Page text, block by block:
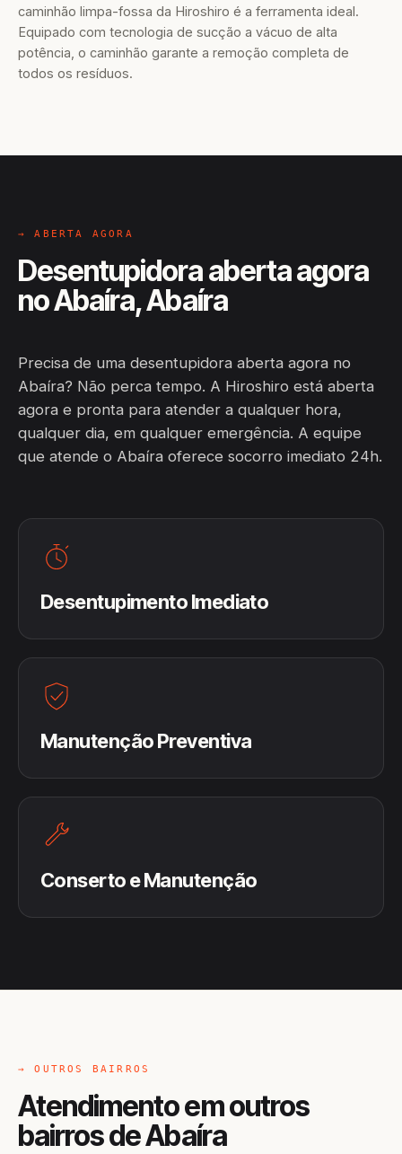
caminhão limpa-fossa da Hiroshiro é a ferramenta ideal.
Equipado com tecnologia de sucção a vácuo de alta
potência, o caminhão garante a remoção completa de
todos os resíduos.
→ ABERTA AGORA
Desentupidora aberta agora
no Abaíra, Abaíra
Precisa de uma desentupidora aberta agora no
Abaíra? Não perca tempo. A Hiroshiro está aberta
agora e pronta para atender a qualquer hora,
qualquer dia, em qualquer emergência. A equipe
que atende o Abaíra oferece socorro imediato 24h.
Desentupimento Imediato
Manutenção Preventiva
Conserto e Manutenção
→ OUTROS BAIRROS
Atendimento em outros
bairros de Abaíra